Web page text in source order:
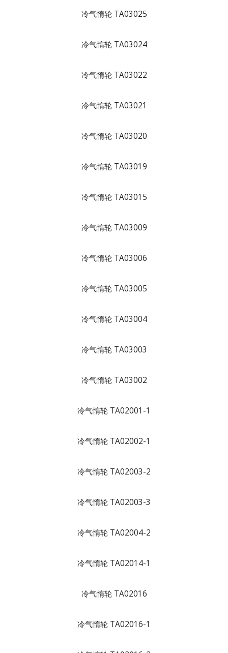
冷气惰轮 TA03025
冷气惰轮 TA03024
冷气惰轮 TA03022
冷气惰轮 TA03021
冷气惰轮 TA03020
冷气惰轮 TA03019
冷气惰轮 TA03015
冷气惰轮 TA03009
冷气惰轮 TA03006
冷气惰轮 TA03005
冷气惰轮 TA03004
冷气惰轮 TA03003
冷气惰轮 TA03002
冷气惰轮 TA02001-1
冷气惰轮 TA02002-1
冷气惰轮 TA02003-2
冷气惰轮 TA02003-3
冷气惰轮 TA02004-2
冷气惰轮 TA02014-1
冷气惰轮 TA02016
冷气惰轮 TA02016-1